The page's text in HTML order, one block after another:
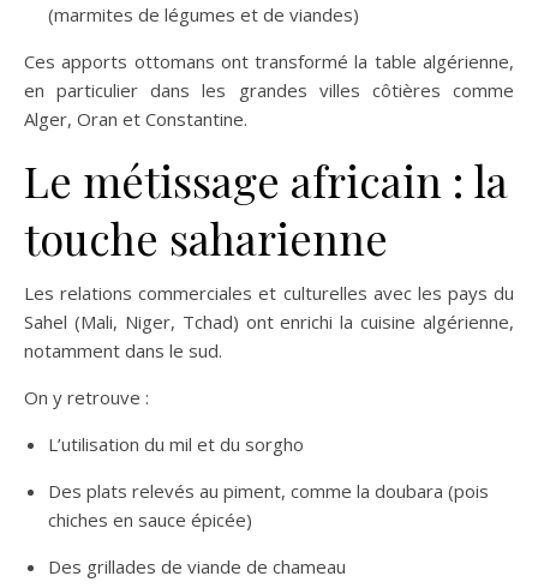
(marmites de légumes et de viandes)
Ces apports ottomans ont transformé la table algérienne,
en particulier dans les grandes villes côtières comme
Alger, Oran et Constantine.
Le métissage africain : la
touche saharienne
Les relations commerciales et culturelles avec les pays du
Sahel (Mali, Niger, Tchad) ont enrichi la cuisine algérienne,
notamment dans le sud.
On y retrouve :
L’utilisation du mil et du sorgho
Des plats relevés au piment, comme la doubara (pois
chiches en sauce épicée)
Des grillades de viande de chameau